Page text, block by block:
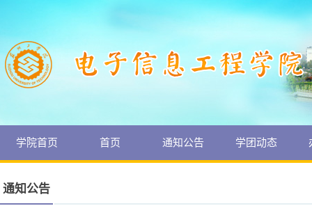
学院首页 首页 通知公告 学团动态
通知公告